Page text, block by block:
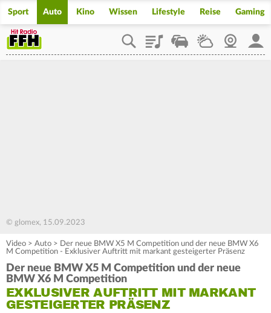
Sport Auto Kino Wissen Lifestyle Reise Gaming
PlaylistStaupilotWetterWebcam
© glomex, 15.09.2023
Video > Auto > Der neue BMW X5 M Competition und der neue BMW X6
M Competition - Exklusiver Auftritt mit markant gesteigerter Präsenz
Der neue BMW X5 M Competition und der neue
BMW X6 M Competition
EXKLUSIVER AUFTRITT MIT MARKANT
GESTEIGERTER PRÄSENZ